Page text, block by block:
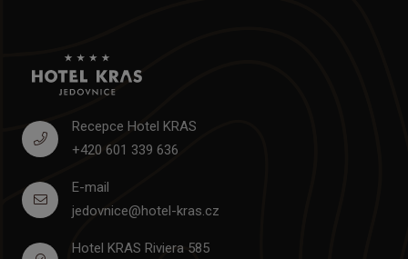
Recepce Hotel KRAS
+420 601 339 636
E-mail
jedovnice@hotel-kras.cz
Hotel KRAS Riviera 585